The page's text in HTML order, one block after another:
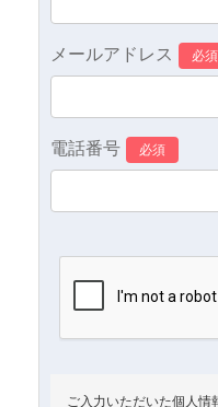
メールアドレス
電話番号
ご入力いただいた個人